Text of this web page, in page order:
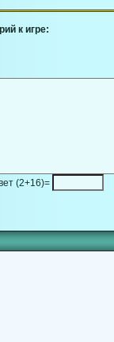
к игре:
(2+16)=